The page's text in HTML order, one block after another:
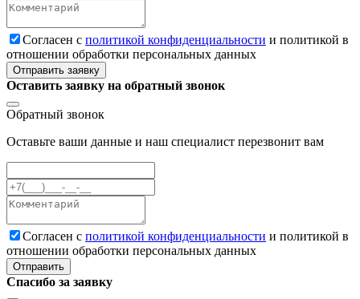
Cогласен с политикой конфиденциальности и политикой в
отношении обработки персональных данных
Отправить заявку
Оставить заявку на обратный звонок
Обратный звонок
Оставьте ваши данные и наш специалист перезвонит вам
Cогласен с политикой конфиденциальности и политикой в
отношении обработки персональных данных
Отправить
Спасибо за заявку